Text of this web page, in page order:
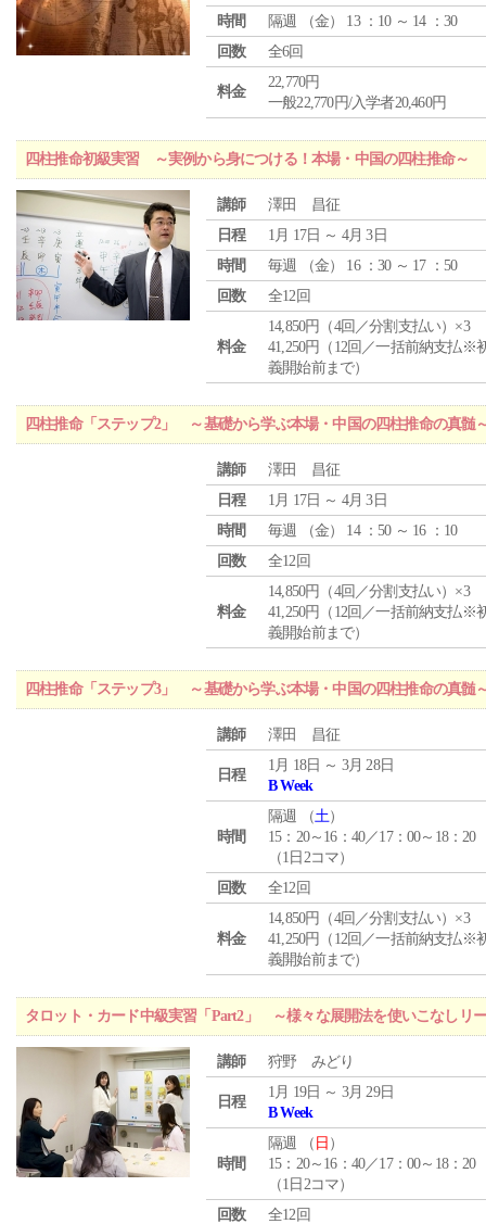
時間
隔週 （金） 13 ：10 ～ 14 ：30
回数
全6回
料金
22,770円
一般22,770円/入学者20,460円
四柱推命初級実習 ～実例から身につける！本場・中国の四柱推命～
講師
澤田 昌征
日程
1月 17日 ～ 4月 3日
時間
毎週 （金） 16 ：30 ～ 17 ：50
回数
全12回
料金
14,850円（4回／分割支払い）×3
41,250円（12回／一括前納支払※
義開始前まで）
四柱推命「ステップ2」 ～基礎から学ぶ本場・中国の四柱推命の真髄
講師
澤田 昌征
日程
1月 17日 ～ 4月 3日
時間
毎週 （金） 14 ：50 ～ 16 ：10
回数
全12回
料金
14,850円（4回／分割支払い）×3
41,250円（12回／一括前納支払※
義開始前まで）
四柱推命「ステップ3」 ～基礎から学ぶ本場・中国の四柱推命の真髄
講師 澤田 昌征
日程
1月 18日 ～ 3月 28日
B Week
時間
隔週 （土）
15：20～16：40／17：00～18：20
（1日2コマ）
回数
全12回
料金
14,850円（4回／分割支払い）×3
41,250円（12回／一括前納支払※
義開始前まで）
タロット・カード中級実習「Part2」 ～様々な展開法を使いこなしリ
講師 狩野 みどり
日程
1月 19日 ～ 3月 29日
B Week
時間
隔週 （ 日 ）
15：20～16：40／17：00～18：20
（1日2コマ）
回数
全12回